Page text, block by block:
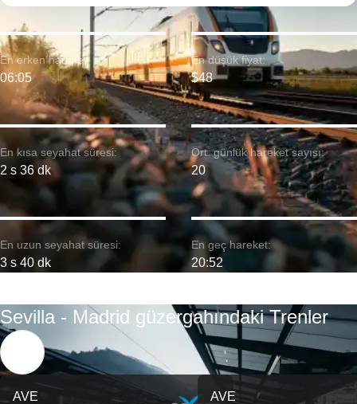
En kısa seyahat süresi:
2 s 36 dk
En erken hareket:
06:05
En uzun seyahat süresi:
3 s 40 dk
En düşük fiyat:
$48
Ort. günlük hareket sayısı:
20
En geç hareket:
20:52
Sevilla - Madrid güzergahındaki Trenler
AVE AVE